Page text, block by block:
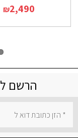
₪2,490
הרשם